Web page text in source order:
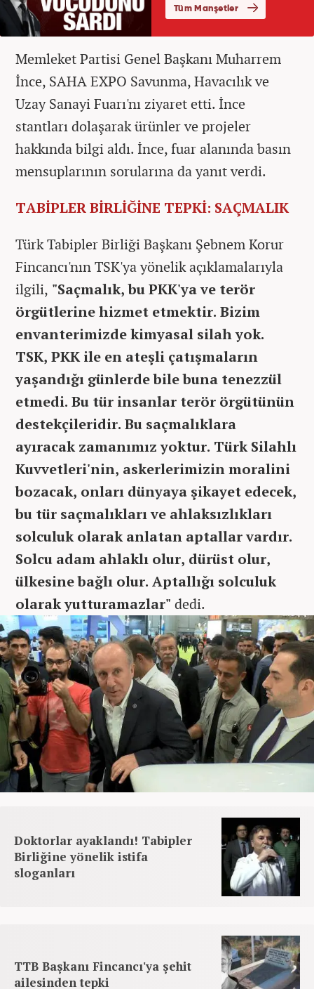
Memleket Partisi Genel Başkanı Muharrem
İnce, SAHA EXPO Savunma, Havacılık ve
Uzay Sanayi Fuarı'nı ziyaret etti. İnce
stantları dolaşarak ürünler ve projeler
hakkında bilgi aldı. İnce, fuar alanında basın
mensuplarının sorularına da yanıt verdi.
TABİPLER BİRLİĞİNE TEPKİ: SAÇMALIK
Türk Tabipler Birliği Başkanı Şebnem Korur
Fincancı'nın TSK'ya yönelik açıklamalarıyla
ilgili, "Saçmalık, bu PKK'ya ve terör
örgütlerine hizmet etmektir. Bizim
envanterimizde kimyasal silah yok.
TSK, PKK ile en ateşli çatışmaların
yaşandığı günlerde bile buna tenezzül
etmedi. Bu tür insanlar terör örgütünün
destekçileridir. Bu saçmalıklara
ayıracak zamanımız yoktur. Türk Silahlı
Kuvvetleri'nin, askerlerimizin moralini
bozacak, onları dünyaya şikayet edecek,
bu tür saçmalıkları ve ahlaksızlıkları
solculuk olarak anlatan aptallar vardır.
Solcu adam ahlaklı olur, dürüst olur,
ülkesine bağlı olur. Aptallığı solculuk
olarak yutturamazlar" dedi.
Doktorlar ayaklandı! Tabipler
Birliğine yönelik istifa
sloganları
TTB Başkanı Fincancı'ya şehit
ailesinden tepki